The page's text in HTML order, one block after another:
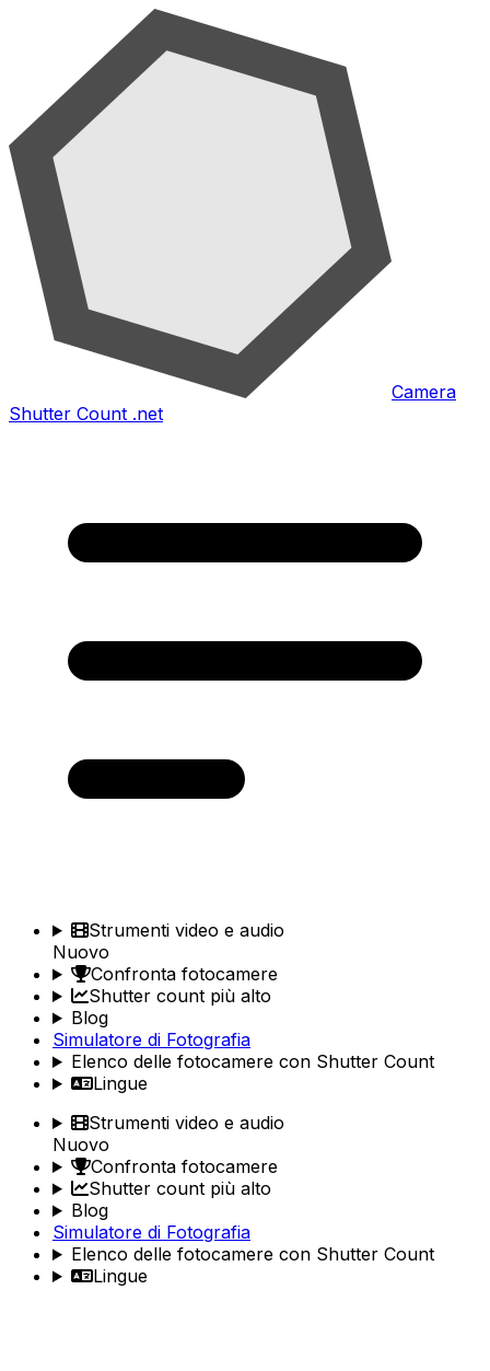
Camera
Shutter Count .net
Strumenti video e audio
Nuovo
Confronta fotocamere
Shutter count più alto
Blog
Simulatore di Fotografia
Elenco delle fotocamere con Shutter Count
Lingue
Strumenti video e audio
Nuovo
Confronta fotocamere
Shutter count più alto
Blog
Simulatore di Fotografia
Elenco delle fotocamere con Shutter Count
Lingue